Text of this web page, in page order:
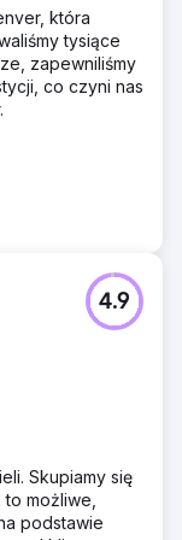
która
tysiące
zapewniliśmy
co czyni nas
4.9
Skupiamy się
możliwe,
podstawie